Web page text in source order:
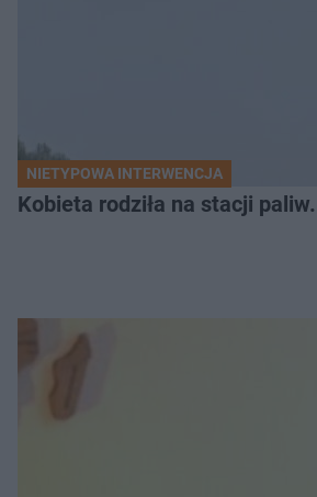
NIETYPOWA INTERWENCJA
Kobieta rodziła na stacji